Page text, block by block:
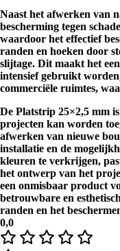
Naast het afwerken van
bescherming tegen
waardoor het effectief
randen en hoeken door
slijtage. Dit maakt het
intensief gebruikt
commerciële ruimtes,
De Platstrip 25×2,5 mm
projecten kan worden
afwerken van nieuwe
installatie en de
kleuren te verkrijgen,
het ontwerp van het
een onmisbaar product
betrouwbare en
randen en het
0,0